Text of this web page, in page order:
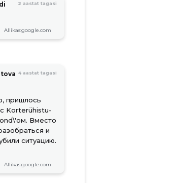
2 aastat tagasi
Allikas:google.com
4 aastat tagasi
пришлось
с Korterühistu-
Вместо
и
ситуацию.
Allikas:google.com